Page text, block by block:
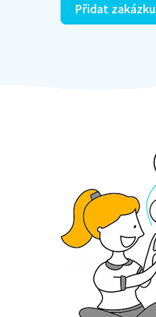
Přidat zakázku